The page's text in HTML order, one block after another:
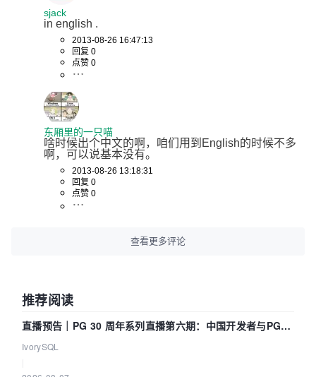
sjack
in english .
2013-08-26 16:47:13
回复 0
点赞 0
东厢里的一只喵
啥时候出个中文的啊，咱们用到English的时候不多
啊，可以说基本没有。
2013-08-26 13:18:31
回复 0
点赞 0
查看更多评论
推荐阅读
直播预告｜PG 30 周年系列直播第六期：中国开发者与PG内
核——我们改得动吗？我们贡献了什么？
IvorySQL